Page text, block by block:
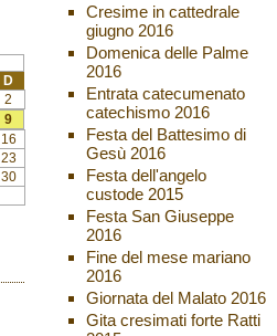
D
2
9
16
23
30
Cresime in cattedrale
giugno 2016
Domenica delle Palme
2016
Entrata catecumenato
catechismo 2016
Festa del Battesimo di
Gesù 2016
Festa dell'angelo
custode 2015
Festa San Giuseppe
2016
Fine del mese mariano
2016
Giornata del Malato 2016
Gita cresimati forte Ratti